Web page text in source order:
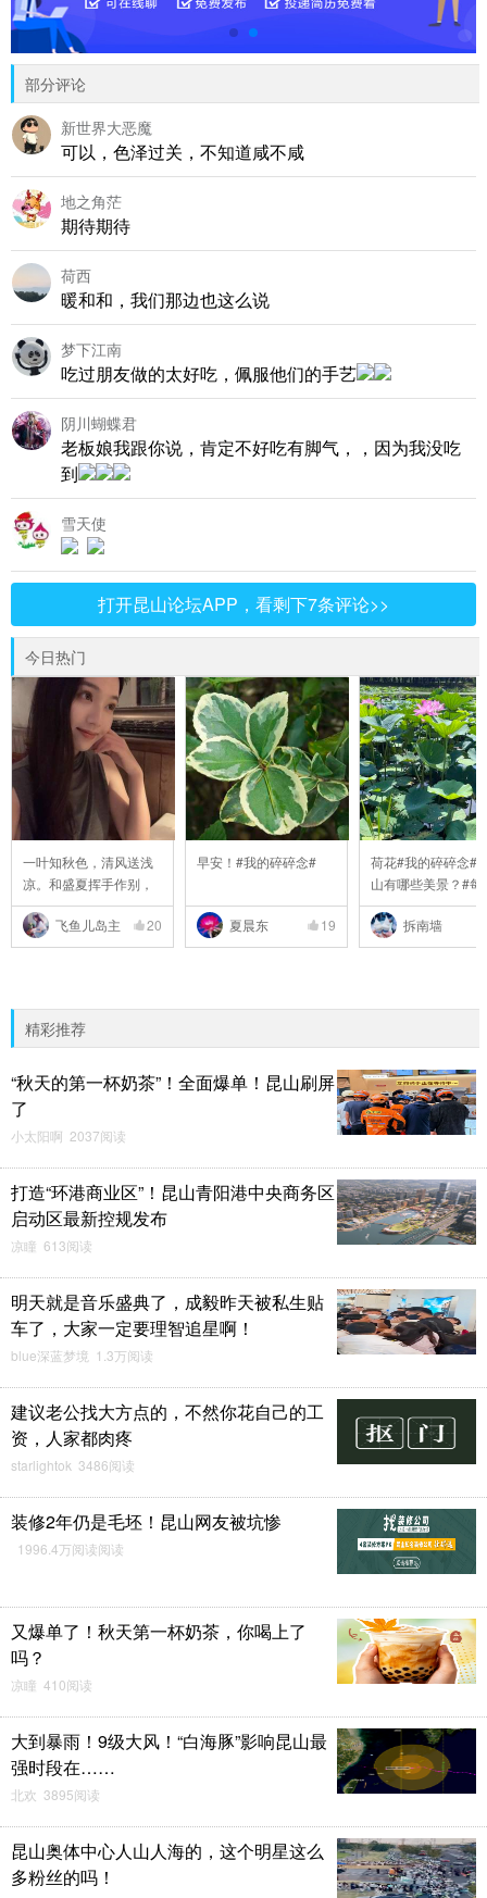
部分评论
新世界大恶魔
可以，色泽过关，不知道咸不咸
地之角茫
期待期待
荷西
暖和和，我们那边也这么说
梦下江南
吃过朋友做的太好吃，佩服他们的手艺
阴川蝴蝶君
老板娘我跟你说，肯定不好吃有脚气，，因为我没吃
到
雪天使
打开昆山论坛APP，看剩下7条评论>>
今日热门
一叶知秋色，清风送浅
凉。和盛夏挥手作别，
..
飞鱼儿岛主
20
早安！#我的碎碎念#
夏晨东 19
荷花#我的碎碎念
山有哪些美景？#每
拆南墙
精彩推荐
“秋天的第一杯奶茶”！全面爆单！昆山刷屏
了
小太阳啊 2037阅读
打造“环港商业区”！昆山青阳港中央商务区
启动区最新控规发布
凉瞳 613阅读
明天就是音乐盛典了，成毅昨天被私生贴
车了，大家一定要理智追星啊！
blue深蓝梦境 1.3万阅读
建议老公找大方点的，不然你花自己的工
资，人家都肉疼
starlightok 3486阅读
装修2年仍是毛坯！昆山网友被坑惨
1996.4万阅读阅读
又爆单了！秋天第一杯奶茶，你喝上了
吗？
凉瞳 410阅读
大到暴雨！9级大风！“白海豚”影响昆山最
强时段在……
北欢 3895阅读
昆山奥体中心人山人海的，这个明星这么
多粉丝的吗！